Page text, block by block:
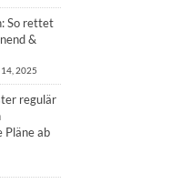
So rettet
&
2025
regulär
Pläne ab